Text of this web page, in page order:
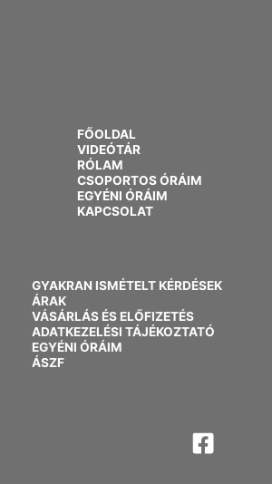
FŐOLDAL
VIDEÓTÁR
RÓLAM
CSOPORTOS ÓRÁIM
EGYÉNI ÓRÁIM
KAPCSOLAT
GYAKRAN ISMÉTELT KÉRDÉSEK
ÁRAK
VÁSÁRLÁS ÉS ELŐFIZETÉS
ADATKEZELÉSI TÁJÉKOZTATÓ
EGYÉNI ÓRÁIM
ÁSZF